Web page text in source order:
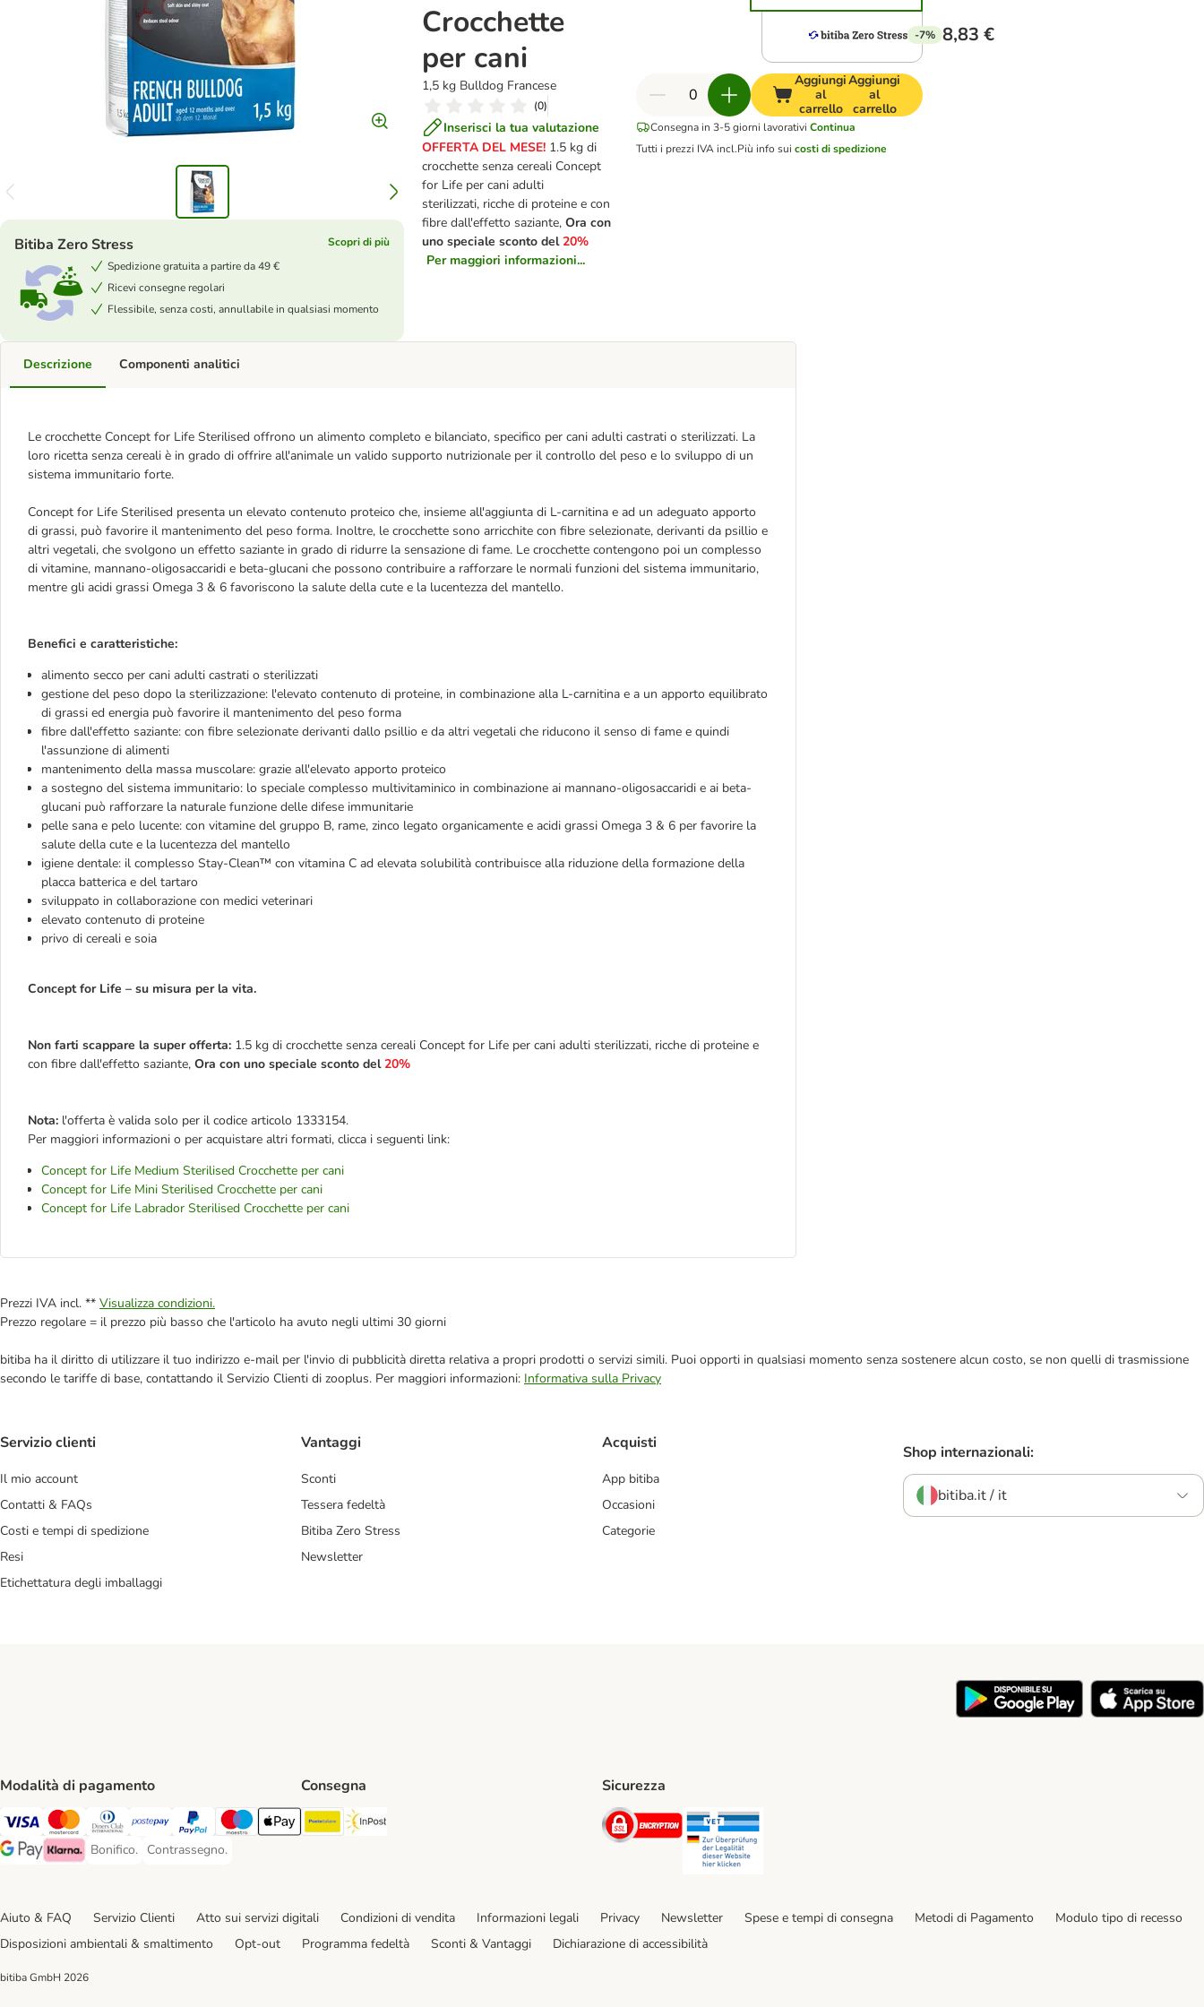
Crocchette
per cani
1,5 kg Bulldog Francese
(0)
Inserisci la tua valutazione
OFFERTA DEL MESE! 1.5 kg di
crocchette senza cereali Concept
for Life per cani adulti
sterilizzati, ricche di proteine e con
fibre dall'effetto saziante, Ora con
uno speciale sconto del20%
Per maggiori informazioni...
Bitiba Zero Stress
Scopri di più
Spedizione gratuita a partire da 49 €
Ricevi consegne regolari
Flessibile, senza costi, annullabile in qualsiasi momento
-7% 8,83 €
Aggiungi
al
carrello
Aggiungi
al
carrello
Consegna in 3-5 giorni lavorativi Continua
Tutti i prezzi IVA incl.Più info sui costi di spedizione
Descrizione
Le crocchette Concept for Life Sterilised offrono un alimento completo e bilanciato, specifico per cani adulti castrati o sterilizzati. La
loro ricetta senza cereali è in grado di offrire all'animale un valido supporto nutrizionale per il controllo del peso e lo sviluppo di un
sistema immunitario forte.
Concept for Life Sterilised presenta un elevato contenuto proteico che, insieme all'aggiunta di L-carnitina e ad un adeguato apporto
di grassi, può favorire il mantenimento del peso forma. Inoltre, le crocchette sono arricchite con fibre selezionate, derivanti da psillio e
altri vegetali, che svolgono un effetto saziante in grado di ridurre la sensazione di fame. Le crocchette contengono poi un complesso
di vitamine, mannano-oligosaccaridi e beta-glucani che possono contribuire a rafforzare le normali funzioni del sistema immunitario,
mentre gli acidi grassi Omega 3 & 6 favoriscono la salute della cute e la lucentezza del mantello.
Benefici e caratteristiche:
alimento secco per cani adulti castrati o sterilizzati
gestione del peso dopo la sterilizzazione: l'elevato contenuto di proteine, in combinazione alla L-carnitina e a un apporto equilibrato
di grassi ed energia può favorire il mantenimento del peso forma
fibre dall'effetto saziante: con fibre selezionate derivanti dallo psillio e da altri vegetali che riducono il senso di fame e quindi
l'assunzione di alimenti
mantenimento della massa muscolare: grazie all'elevato apporto proteico
a sostegno del sistema immunitario: lo speciale complesso multivitaminico in combinazione ai mannano-oligosaccaridi e ai beta-
glucani può rafforzare la naturale funzione delle difese immunitarie
pelle sana e pelo lucente: con vitamine del gruppo B, rame, zinco legato organicamente e acidi grassi Omega 3 & 6 per favorire la
salute della cute e la lucentezza del mantello
igiene dentale: il complesso Stay-Clean™ con vitamina C ad elevata solubilità contribuisce alla riduzione della formazione della
placca batterica e del tartaro
sviluppato in collaborazione con medici veterinari
elevato contenuto di proteine
privo di cereali e soia
Concept for Life – su misura per la vita.
Non farti scappare la super offerta: 1.5 kg di crocchette senza cereali Concept for Life per cani adulti sterilizzati, ricche di proteine e
con fibre dall'effetto saziante, Ora con uno speciale sconto del20%
Nota: l'offerta è valida solo per il codice articolo 1333154.
Per maggiori informazioni o per acquistare altri formati, clicca i seguenti link:
Concept for Life Medium Sterilised Crocchette per cani
Concept for Life Mini Sterilised Crocchette per cani
Concept for Life Labrador Sterilised Crocchette per cani
Componenti analitici
Prezzi IVA incl. ** Visualizza condizioni.
Prezzo regolare = il prezzo più basso che l'articolo ha avuto negli ultimi 30 giorni
bitiba ha il diritto di utilizzare il tuo indirizzo e-mail per l'invio di pubblicità diretta relativa a propri prodotti o servizi simili. Puoi opporti in qualsiasi momento senza sostenere alcun costo, se non quelli di trasmissione
secondo le tariffe di base, contattando il Servizio Clienti di zooplus. Per maggiori informazioni: Informativa sulla Privacy
Servizio clienti
Il mio account
Contatti & FAQs
Costi e tempi di spedizione
Resi
Etichettatura degli imballaggi
Vantaggi
Sconti
Tessera fedeltà
Bitiba Zero Stress
Newsletter
Acquisti
App bitiba
Occasioni
Categorie
Shop internazionali:
bitiba.it / it
Modalità di pagamento
Visa. Payment Method
Mastercard. Payment Method
Diners Club. Payment Method
Postepay. Payment Method
PayPal. Payment Method
Maestro. Payment Method
Apple pay. Payment Method
Google Pay Payment Method
Klarna Payment Method
Bonifico.
Bonifico. Payment Method
Contrassegno.
Contrassegno. Payment Method
Consegna
Poste Italiane. Shipping Method
Sicurezza
Security
Aiuto & FAQ Servizio Clienti Atto sui servizi digitali Condizioni di vendita Informazioni legali Privacy Newsletter Spese e tempi di consegna Metodi di Pagamento
Modulo tipo di recesso
Disposizioni ambientali & smaltimento
Opt-out Programma fedeltà Sconti & Vantaggi Dichiarazione di accessibilità
bitiba GmbH 2026